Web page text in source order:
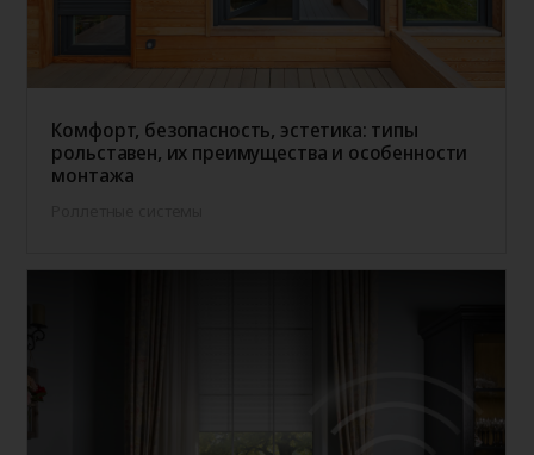
Комфорт, безопасность, эстетика: типы
рольставен, их преимущества и особенности
монтажа